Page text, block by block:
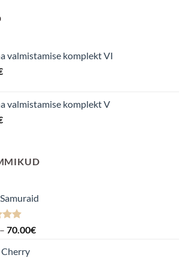
valmistamise komplekt VI
valmistamise komplekt V
– 70.00€Hinnavahemik: